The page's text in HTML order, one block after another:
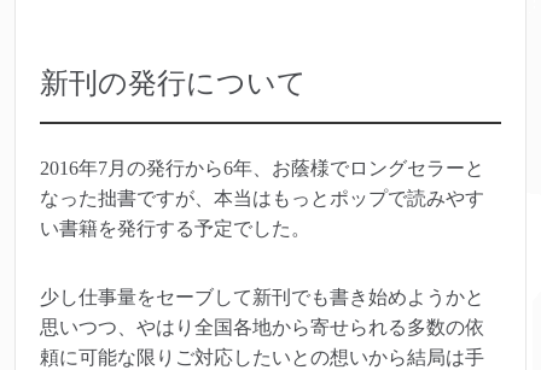
新刊の発行について
2016年7月の発行から6年、お蔭様でロングセラーと
なった拙書ですが、本当はもっとポップで読みやす
い書籍を発行する予定でした。
少し仕事量をセーブして新刊でも書き始めようかと
思いつつ、やはり全国各地から寄せられる多数の依
頼に可能な限りご対応したいとの想いから結局は手